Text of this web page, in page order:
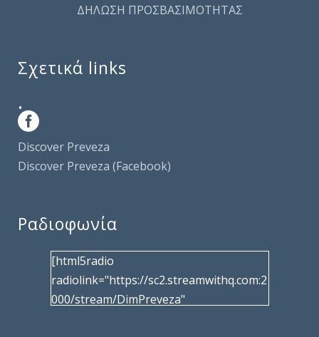
ΔΗΛΩΣΗ ΠΡΟΣΒΑΣΙΜΟΤΗΤΑΣ
Σχετικά links
.
Discover Preveza
Discover Preveza (Facebook)
Ραδιοφωνία
[html5radio
radiolink="https://sc2.streamwithq.com:2
000/stream/DimPreveza"